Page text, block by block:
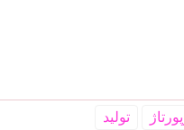
تولید